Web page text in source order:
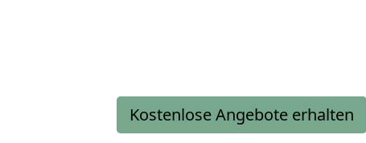
Kostenlose Angebote erhalten